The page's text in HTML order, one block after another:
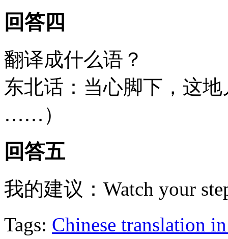
回答四
翻译成什么语？
东北话：当心脚下，这
……）
回答五
我的建议：Watch your
Tags: Chinese translation